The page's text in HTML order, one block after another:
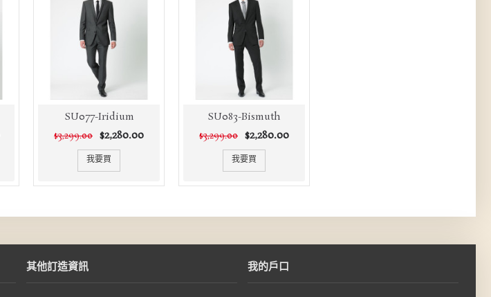
SU077-Iridium
$3,299.00 $2,280.00
我要買
SU083-Bismuth
$3,299.00 $2,280.00
我要買
其他訂造資訊 我的戶口